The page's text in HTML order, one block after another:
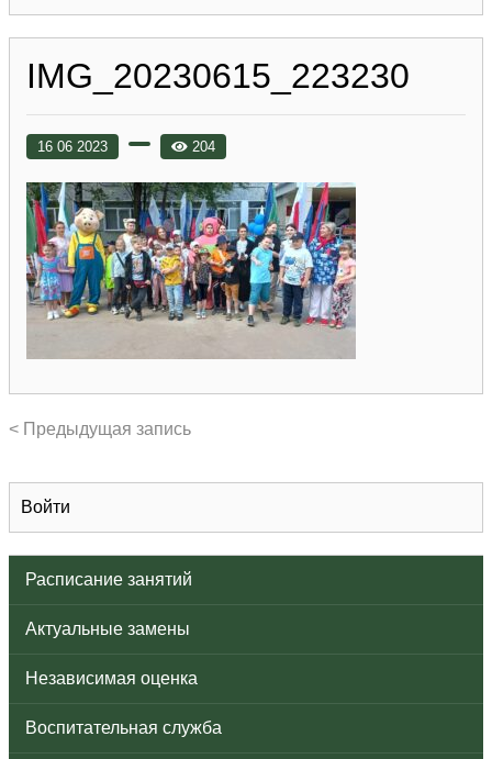
Войти
Расписание занятий
Актуальные замены
Независимая оценка
Воспитательная служба
IMG_20230615_223230
16 06 2023 204
< Предыдущая запись